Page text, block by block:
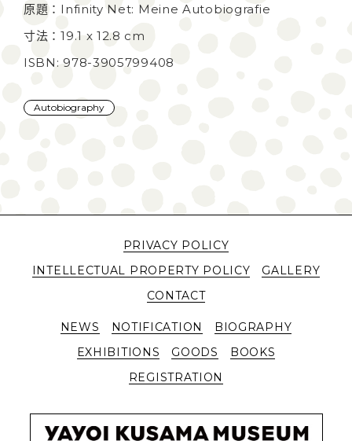
原題：Infinity Net: Meine Autobiografie
寸法：19.1 x 12.8 cm
ISBN: 978-3905799408
Autobiography
PRIVACY POLICY
INTELLECTUAL PROPERTY POLICY
GALLERY
CONTACT
NEWS NOTIFICATION
BIOGRAPHY
EXHIBITIONS
GOODS
BOOKS
REGISTRATION